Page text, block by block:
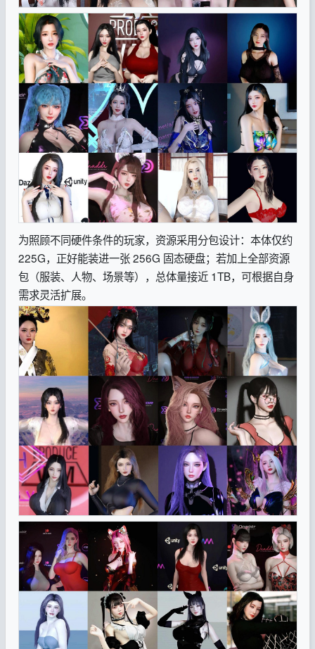
为照顾不同硬件条件的玩家，资源采用分包设计：本体仅约
225G，正好能装进一张 256G 固态硬盘；若加上全部资源
包（服装、人物、场景等），总体量接近 1TB，可根据自身
需求灵活扩展。